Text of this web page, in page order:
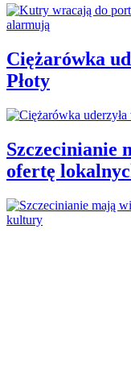
Ciężarówka
Płoty
Szczecinianie
ofertę